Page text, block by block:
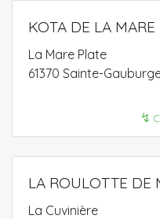
KOTA DE LA MARE
La Mare Plate
61370 Sainte-
↯
LA ROULOTTE DE
La Cuvinière